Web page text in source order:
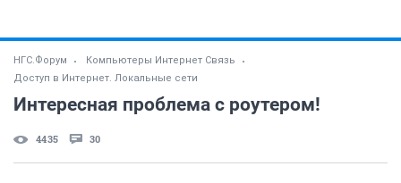
НГС.Форум
Компьютеры Интернет Связь
Доступ в Интернет. Локальные сети
Интересная проблема с роутером!
4435 30